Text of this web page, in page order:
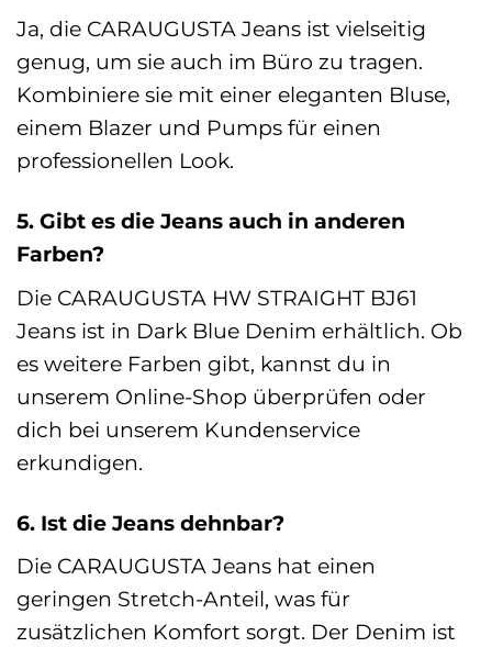
Ja, die CARAUGUSTA Jeans ist vielseitig
genug, um sie auch im Büro zu tragen.
Kombiniere sie mit einer eleganten Bluse,
einem Blazer und Pumps für einen
professionellen Look.
5. Gibt es die Jeans auch in anderen
Farben?
Die CARAUGUSTA HW STRAIGHT BJ61
Jeans ist in Dark Blue Denim erhältlich. Ob
es weitere Farben gibt, kannst du in
unserem Online-Shop überprüfen oder
dich bei unserem Kundenservice
erkundigen.
6. Ist die Jeans dehnbar?
Die CARAUGUSTA Jeans hat einen
geringen Stretch-Anteil, was für
zusätzlichen Komfort sorgt. Der Denim ist